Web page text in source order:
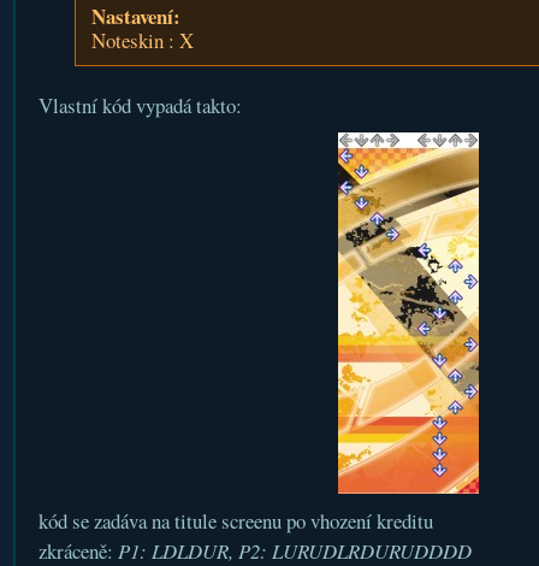
Nastavení:
Noteskin : X
Vlastní kód vypadá takto:
kód se zadáva na titule screenu po vhození kreditu
zkráceně: P1: LDLDUR, P2: LURUDLRDURUDDDD